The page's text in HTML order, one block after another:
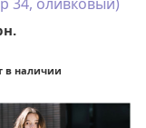
в наличии